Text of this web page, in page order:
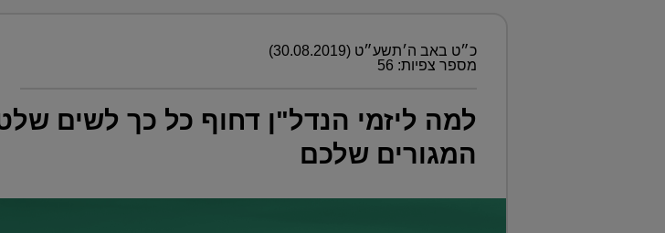
כ״ט באב ה׳תשע״ט (30.08.2019)
מספר צפיות: 56
למה ליזמי הנדל"ן דחוף כל כך לשים
המגורים שלכם